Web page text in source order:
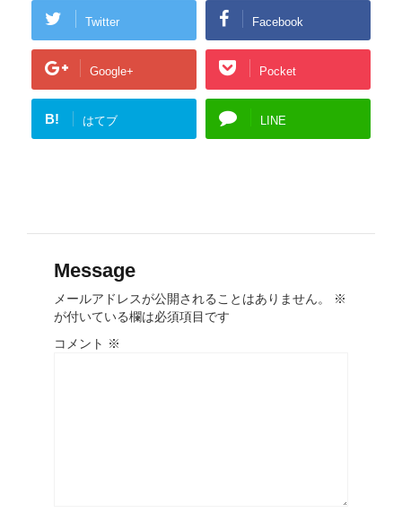
Twitter Facebook
Google+ Pocket
B! はてブ LINE
Message
メールアドレスが公開されることはありません。
※
が付いている欄は必須項目です
コメント ※